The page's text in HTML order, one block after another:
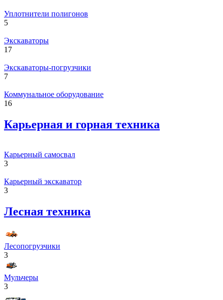
Уплотнители полигонов
5
Экскаваторы
17
Экскаваторы-погрузчики
7
Коммунальное оборудование
16
Карьерная и горная техника
Карьерный самосвал
3
Карьерный экскаватор
3
Лесная техника
Лесопогрузчики
3
Мульчеры
3